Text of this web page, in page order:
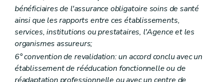
Art.25/4
Chapitre3
Gestion journalière
Art.
Art.26/1
Art.26/2
Art. 26/3
Art.
26/4
Art.26/5
bénéficiaires de l'assurance obligatoire soins de santé
ainsi que les rapports entre ces établissements,
services, institutions ou prestataires, l'Agence et les
organismes assureurs;
6° convention de revalidation: un accord conclu avec un
établissement de rééducation fonctionnelle ou de